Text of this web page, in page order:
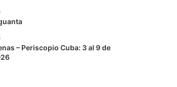
– Periscopio Cuba: 3 al 9 de